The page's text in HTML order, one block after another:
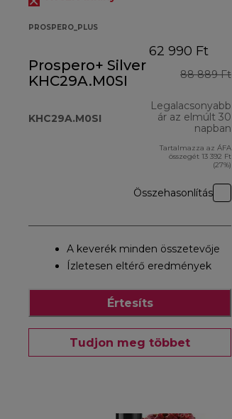
PROSPERO_PLUS
Prospero+ Silver
KHC29A.M0SI
KHC29A.M0SI
62 990 Ft
88 889 Ft
Legalacsonyabb
ár az elmúlt 30
napban
Tartalmazza az ÁFA
összegét 13 392 Ft
(27%)
Összehasonlítás
A keverék minden összetevője
Ízletesen eltérő eredmények
Értesíts
Tudjon meg többet